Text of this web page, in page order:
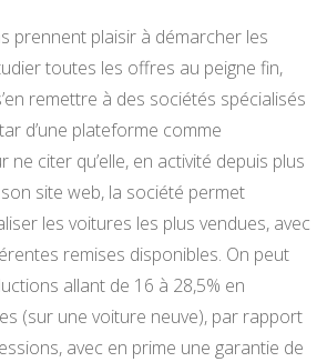
prennent plaisir à démarcher les
toutes les offres au peigne fin,
remettre à des sociétés spécialisés
d’une plateforme comme
ne citer qu’elle, en activité depuis plus
site web, la société permet
les voitures les plus vendues, avec
remises disponibles. On peut
allant de 16 à 28,5% en
(sur une voiture neuve), par rapport
avec en prime une garantie de